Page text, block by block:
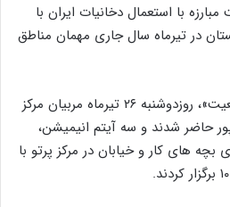
با استعمال دخانیات ایران با
در تیرماه سال جاری مهمان مناطق
به گزارش روابط عمومی «جمعیت»، روزدوشنبه ۲۶ تیرماه مربیان مرکز
حاضر شدند و سه آیتم انیمیشن،
بچه های کار و خیابان در مرکز پرتو با